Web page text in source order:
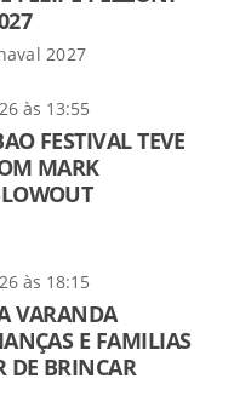
2027
às 13:55
FESTIVAL TEVE
MARK
às 18:15
VARANDA
E FAMILIAS
DE BRINCAR